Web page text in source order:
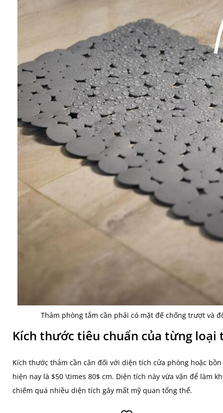
Thảm phòng tắm cần phải có mặt đế chống trượt và
Kích thước tiêu chuẩn của từng loại
Kích thước thảm cần cân đối với diện tích cửa phòng hoặc
hiện nay là $50 \times 80$ cm. Diện tích này vừa vặn để làm
chiếm quá nhiều diện tích gây mất mỹ quan tổng thể.